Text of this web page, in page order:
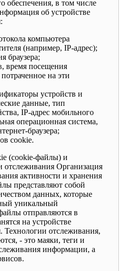
обеспечения, в том числе
об устройстве
компьютера
(например, IP-адрес);
браузера;
время посещения
на эти
устройств и
данные, тип
IP-адрес мобильного
операционная система,
браузера;
cookie.
(сookie-файлы) и
отслеживания Организация
активности и хранения
представляют собой
данных, которые
уникальный
отправляются в
на устройстве
Технологии отслеживания,
- это маяки, теги и
информации, а